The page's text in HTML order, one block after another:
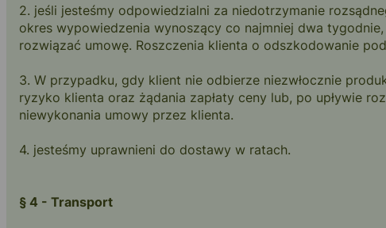
2. jeśli jesteśmy odpowiedzialni za niedotrzymanie
okres wypowiedzenia wynoszący co najmniej dwa
rozwiązać umowę. Roszczenia klienta o odszkodowanie
3. W przypadku, gdy klient nie odbierze niezwłocznie
ryzyko klienta oraz żądania zapłaty ceny lub, po upływie
niewykonania umowy przez klienta.
4. jesteśmy uprawnieni do dostawy w ratach.
§ 4 - Transport